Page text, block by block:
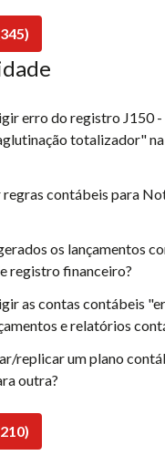
erro do registro J150 -
totalizador"
contábeis para
os lançamentos
registro financeiro?
as contas contábeis
e relatórios
replicar um plano
outra?